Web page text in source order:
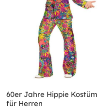
60er Jahre Hippie Kostüm
für Herren